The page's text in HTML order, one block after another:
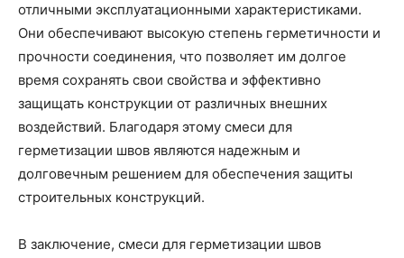
отличными эксплуатационными характеристиками.
Они обеспечивают высокую степень герметичности и
прочности соединения, что позволяет им долгое
время сохранять свои свойства и эффективно
защищать конструкции от различных внешних
воздействий. Благодаря этому смеси для
герметизации швов являются надежным и
долговечным решением для обеспечения защиты
строительных конструкций.
В заключение, смеси для герметизации швов